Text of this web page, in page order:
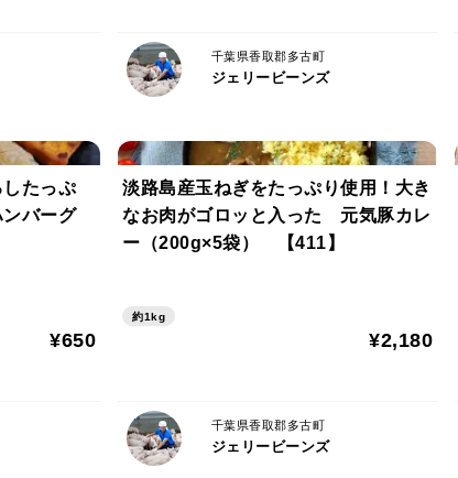
千葉県香取郡多古町
ジェリービーンズ
たっぷ
ンバーグ
¥650
淡路島産玉ねぎをたっぷり使用！大き
なお肉がゴロッと入った 元気豚カレ
ー（200g×5袋） 【411】
約1kg
¥2,180
千葉県香取郡多古町
ジェリービーンズ